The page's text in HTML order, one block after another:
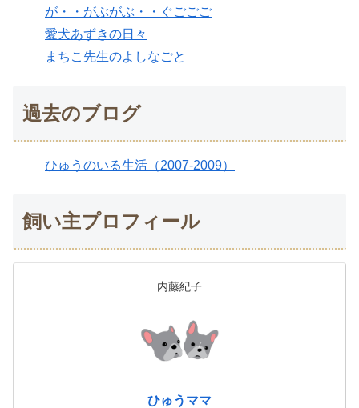
が・・がぶがぶ・・ぐごごご
愛犬あずきの日々
まちこ先生のよしなごと
過去のブログ
ひゅうのいる生活（2007-2009）
飼い主プロフィール
内藤紀子
ひゅうママ